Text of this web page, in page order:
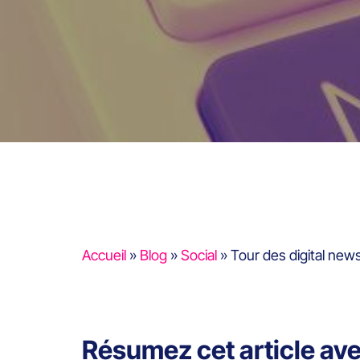
Accueil » Blog »Social »Tour des digital
Résumez cet article